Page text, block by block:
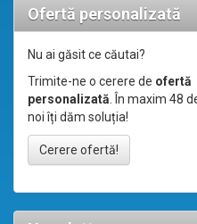
Ofertă personalizată
Nu ai găsit ce căutai?
Trimite-ne o cerere de ofertă
personalizată. În maxim 48
noi îți dăm soluția!
Cerere ofertă!